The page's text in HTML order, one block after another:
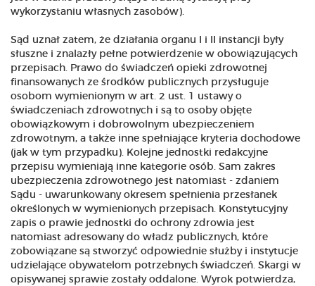
wykorzystaniu własnych zasobów).
Sąd uznał zatem, że działania organu I i II instancji były
słuszne i znalazły pełne potwierdzenie w obowiązujących
przepisach. Prawo do świadczeń opieki zdrowotnej
finansowanych ze środków publicznych przysługuje
osobom wymienionym w art. 2 ust. 1 ustawy o
świadczeniach zdrowotnych i są to osoby objęte
obowiązkowym i dobrowolnym ubezpieczeniem
zdrowotnym, a także inne spełniające kryteria dochodowe
(jak w tym przypadku). Kolejne jednostki redakcyjne
przepisu wymieniają inne kategorie osób. Sam zakres
ubezpieczenia zdrowotnego jest natomiast - zdaniem
Sądu - uwarunkowany okresem spełnienia przesłanek
określonych w wymienionych przepisach. Konstytucyjny
zapis o prawie jednostki do ochrony zdrowia jest
natomiast adresowany do władz publicznych, które
zobowiązane są stworzyć odpowiednie służby i instytucje
udzielające obywatelom potrzebnych świadczeń. Skargi w
opisywanej sprawie zostały oddalone. Wyrok potwierdza,